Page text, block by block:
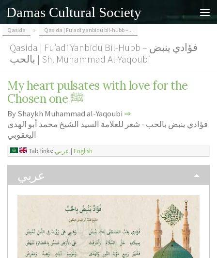
Skip to content
Damas Cultural Society
Qasida » Qasida | Fu’adi yanbidu bil-hubb –...
Qasida | Fu’adi Yanbidu Bil-Hubb – فؤادي ينبض
بالحب | Sh. Muhammad Al-Yaqoubi
My heart pulsates with love for the
Chosen one ﷺ
By Shaykh Muhammad al-Yaqoubi ⇒
فؤادي ينبض بالحب - شعر للعلامة السيد الشيخ محمد أبو الهدى
اليعقوبي
Tab links: عربي | English
عربي